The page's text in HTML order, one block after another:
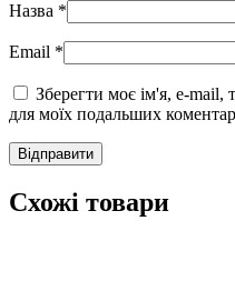
Назва *
Email *
Зберегти моє ім'я, e-mail,
для моїх подальших
Схожі товари